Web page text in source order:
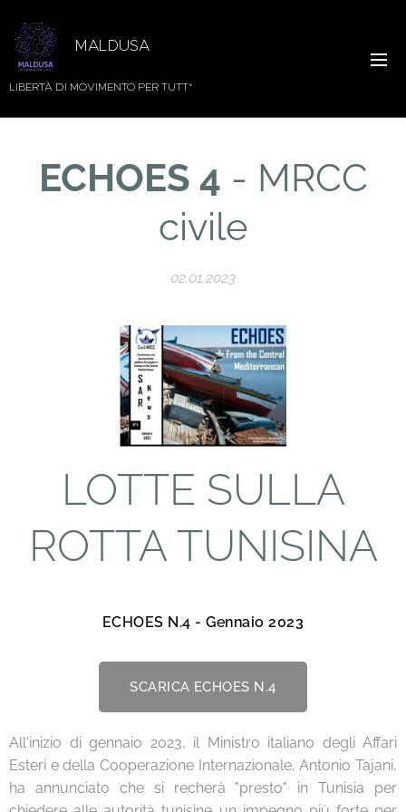
MALDUSA
LIBERTÀ DI MOVIMENTO PER TUTT*
ECHOES 4 - MRCC
civile
02.01.2023
LOTTE SULLA
ROTTA TUNISINA
ECHOES N.4 - Gennaio 2023
SCARICA ECHOES N.4
All'inizio di gennaio 2023, il Ministro italiano degli Affari
Esteri e della Cooperazione Internazionale, Antonio Tajani,
ha annunciato che si recherà "presto" in Tunisia per